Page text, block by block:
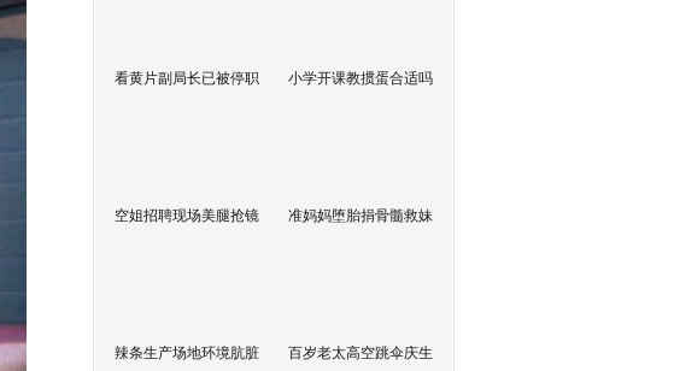
看黄片副局长已被停职 小学开课教掼蛋合适吗
空姐招聘现场美腿抢镜 准妈妈堕胎捐骨髓救妹
辣条生产场地环境肮脏 百岁老太高空跳伞庆生